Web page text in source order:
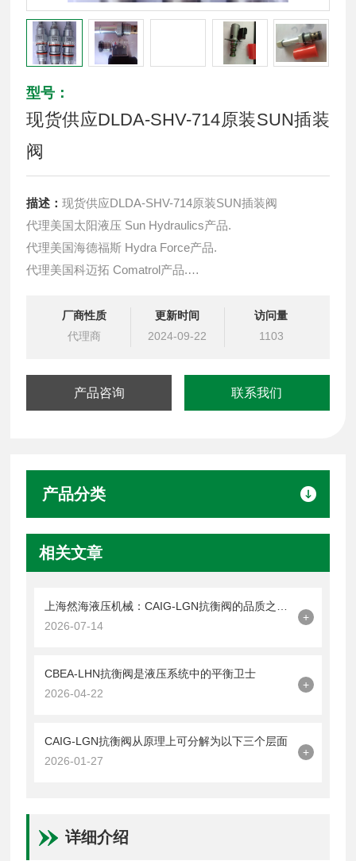
型号：
现货供应DLDA-SHV-714原装SUN插装
阀
描述：现货供应DLDA-SHV-714原装SUN插装阀
代理美国太阳液压 Sun Hydraulics产品.
代理美国海德福斯 Hydra Force产品.
代理美国科迈拓 Comatrol产品.
提供油路系统设计,油路块设计,阀块设计与选型
液压油缸，经销力士乐、派克、中国台湾北部等液压元件
厂商性质
代理商
更新时间
2024-09-22
访问量
1103
产品咨询 联系我们
产品分类
相关文章
2026-07-14
+
CBEA-LHN抗衡阀是液压系统中的平衡卫士
2026-04-22
+
CAIG-LGN抗衡阀从原理上可分解为以下三个层面
2026-01-27
+
详细介绍